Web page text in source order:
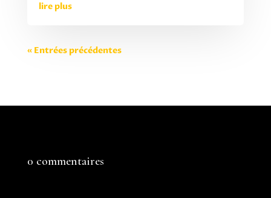
lire plus
« Entrées précédentes
0 commentaires